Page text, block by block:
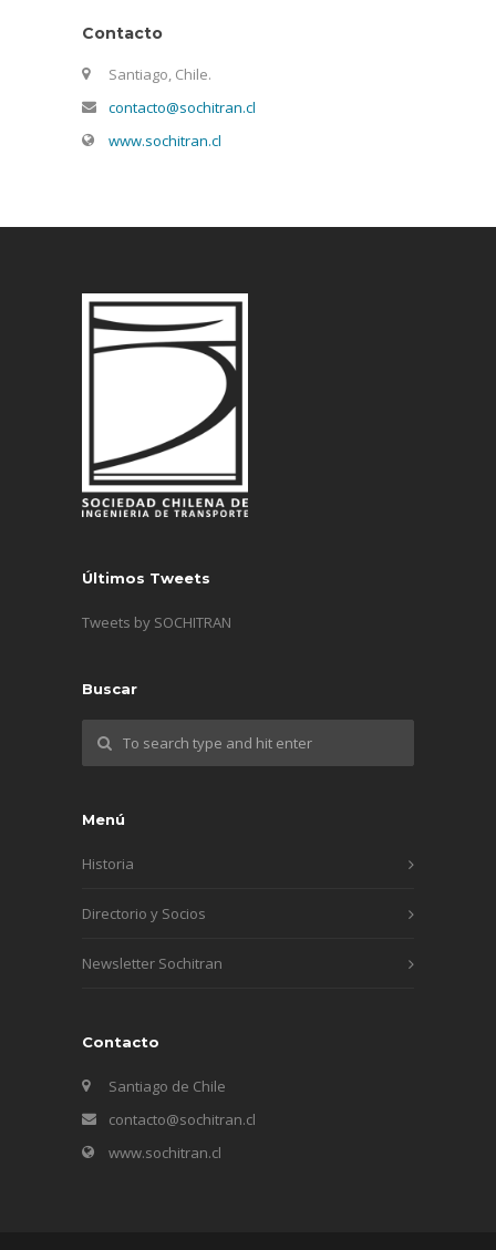
Contacto
Santiago, Chile.
contacto@sochitran.cl
www.sochitran.cl
Últimos Tweets
Tweets by SOCHITRAN
Buscar
Menú
Historia
Directorio y Socios
Newsletter Sochitran
Contacto
Santiago de Chile
contacto@sochitran.cl
www.sochitran.cl